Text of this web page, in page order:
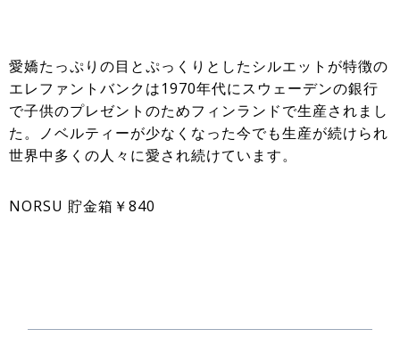
愛嬌たっぷりの目とぷっくりとしたシルエットが特徴の
エレファントバンクは1970年代にスウェーデンの銀行
で子供のプレゼントのためフィンランドで生産されまし
た。ノベルティーが少なくなった今でも生産が続けられ
世界中多くの人々に愛され続けています。
NORSU 貯金箱￥840